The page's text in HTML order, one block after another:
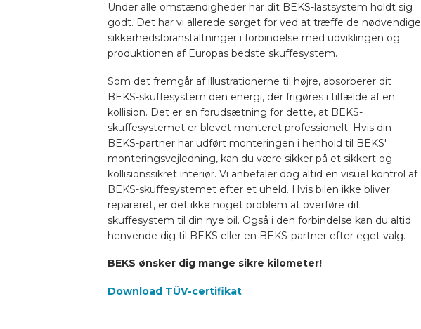
Under alle omstændigheder har dit BEKS-lastsystem holdt sig
godt. Det har vi allerede sørget for ved at træffe de nødvendige
sikkerhedsforanstaltninger i forbindelse med udviklingen og
produktionen af Europas bedste skuffesystem.
Som det fremgår af illustrationerne til højre, absorberer dit
BEKS-skuffesystem den energi, der frigøres i tilfælde af en
kollision. Det er en forudsætning for dette, at BEKS-
skuffesystemet er blevet monteret professionelt. Hvis din
BEKS-partner har udført monteringen i henhold til BEKS'
monteringsvejledning, kan du være sikker på et sikkert og
kollisionssikret interiør. Vi anbefaler dog altid en visuel kontrol af
BEKS-skuffesystemet efter et uheld. Hvis bilen ikke bliver
repareret, er det ikke noget problem at overføre dit
skuffesystem til din nye bil. Også i den forbindelse kan du altid
henvende dig til BEKS eller en BEKS-partner efter eget valg.
BEKS ønsker dig mange sikre kilometer!
Download TÜV-certifikat